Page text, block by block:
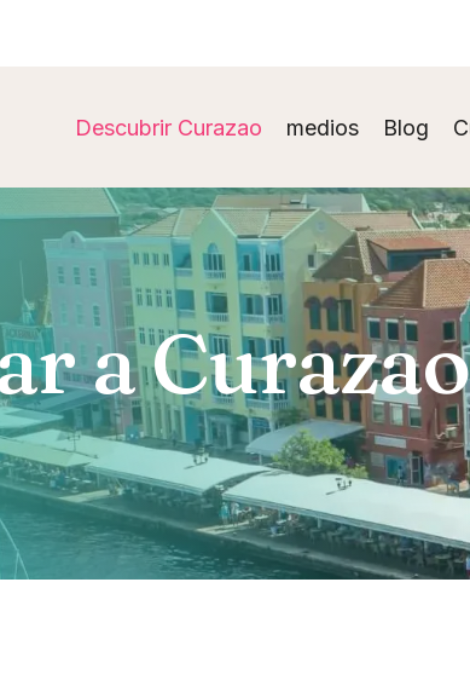
Descubrir Curazao medios Blog
a Curazao